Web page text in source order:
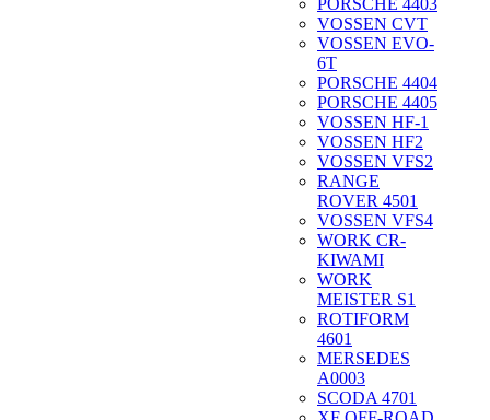
PORSCHE 4403
VOSSEN CVT
VOSSEN EVO-
6T
PORSCHE 4404
PORSCHE 4405
VOSSEN HF-1
VOSSEN HF2
VOSSEN VFS2
RANGE
ROVER 4501
VOSSEN VFS4
WORK CR-
KIWAMI
WORK
MEISTER S1
ROTIFORM
4601
MERSEDES
A0003
SCODA 4701